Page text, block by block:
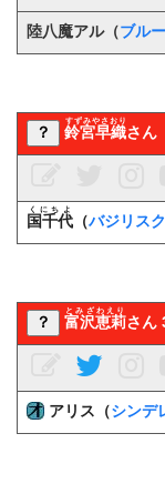
陸八魔アル（ブル
？ 鈴宮早織
すずみやさおり
さん
国千代
くにちよ
（バジリス
？ 富沢恵莉
とみざわえり
さん
アリス（シンデ